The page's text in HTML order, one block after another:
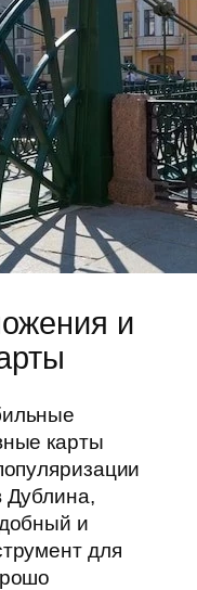
и
карты
Дублина,
и
для